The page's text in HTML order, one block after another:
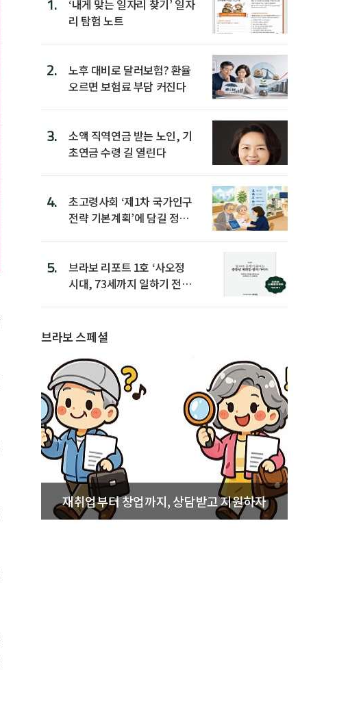
1.
‘내게 맞는 일자리 찾기’ 일자
리 탐험 노트
2.
노후 대비로 달러보험? 환율
오르면 보험료 부담 커진다
3.
소액 직역연금 받는 노인, 기
초연금 수령 길 열린다
4.
초고령사회 ‘제1차 국가인구
전략 기본계획’에 담길 정책
5.
브라보 리포트 1호 ‘사오정
시대, 73세까지 일하기 전략’
브라보 스페셜
재취업부터 창업까지, 상담받고 지원하자